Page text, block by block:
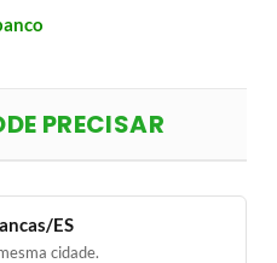
PRECISAR
ES
cidade.